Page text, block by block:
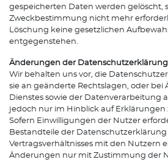
gespeicherten Daten werden gelöscht,
Zweckbestimmung nicht mehr
Löschung keine gesetzlichen
entgegenstehen.
Änderungen der Datenschutzerklärung
Wir behalten uns vor, die
sie an geänderte Rechtslagen, oder bei
Dienstes sowie der Datenverarbeitung
jedoch nur im Hinblick auf
Sofern Einwilligungen der Nutzer
Bestandteile der
Vertragsverhältnisses mit den Nutzern
Änderungen nur mit Zustimmung der